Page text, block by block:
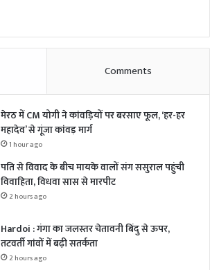
Comments
मेरठ में CM योगी ने कांवड़ियों पर बरसाए फूल, ‘हर-हर
महादेव’ से गूंजा कांवड़ मार्ग
1 hour ago
पति से विवाद के बीच मायके वालों संग ससुराल पहुंची
विवाहिता, विधवा सास से मारपीट
2 hours ago
Hardoi : गंगा का जलस्तर चेतावनी बिंदु से ऊपर,
तटवर्ती गांवों में बढ़ी सतर्कता
2 hours ago